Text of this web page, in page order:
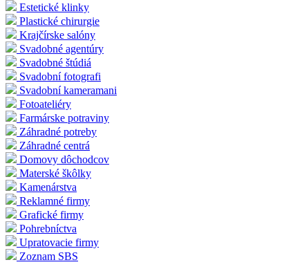
Estetické klinky
Plastické chirurgie
Krajčírske salóny
Svadobné agentúry
Svadobné štúdiá
Svadobní fotografi
Svadobní kameramani
Fotoateliéry
Farmárske potraviny
Záhradné potreby
Záhradné centrá
Domovy dôchodcov
Materské škôlky
Kamenárstva
Reklamné firmy
Grafické firmy
Pohrebníctva
Upratovacie firmy
Zoznam SBS